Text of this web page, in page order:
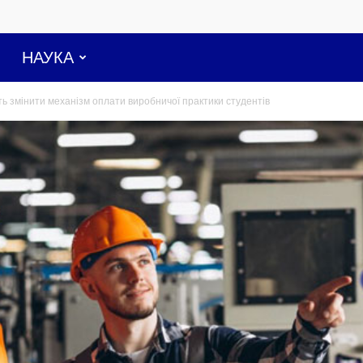
НАУКА
змінити механізм оплати виробничої практики студентів